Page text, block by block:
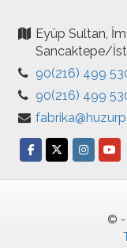
Eyüp Sultan,
Sancaktepe/
90(216) 499
90(216) 499
© -